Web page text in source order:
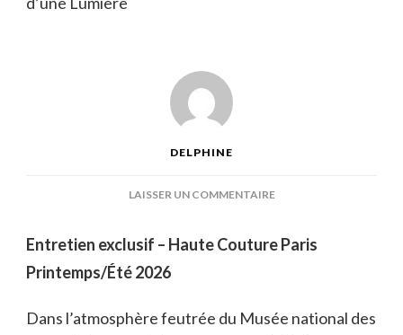
DELPHINE
LAISSER UN COMMENTAIRESUR
–
PARIS,
Entretien exclusif – Haute Couture Paris
Printemps/Été 2026
Dans l’atmosphère feutrée du Musée national des